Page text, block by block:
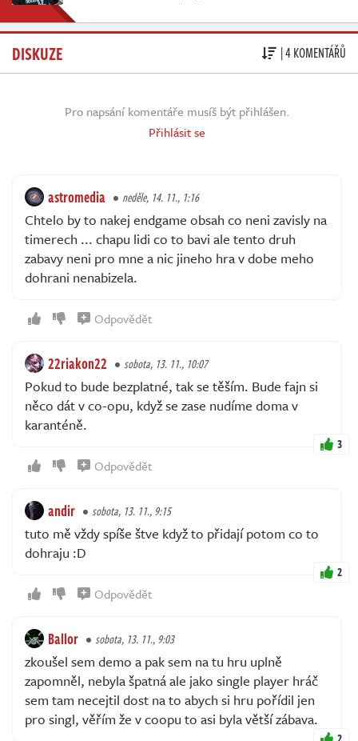
DISKUZE | 4 KOMENTÁŘŮ
Pro napsání komentáře musíš být přihlášen.
Přihlásit se
astromedia neděle, 14. 11., 1:16
Chtelo by to nakej endgame obsah co neni zavisly na
timerech ... chapu lidi co to bavi ale tento druh
zabavy neni pro mne a nic jineho hra v dobe meho
dohrani nenabizela.
Odpovědět
22riakon22 sobota, 13. 11., 10:07
Pokud to bude bezplatné, tak se těším. Bude fajn si
něco dát v co-opu, když se zase nudíme doma v
karanténě.
3
Odpovědět
andir sobota, 13. 11., 9:15
tuto mě vždy spíše štve když to přidají potom co to
dohraju :D
2
Odpovědět
Ballor sobota, 13. 11., 9:03
zkoušel sem demo a pak sem na tu hru uplně
zapomněl, nebyla špatná ale jako single player hráč
sem tam necejtil dost na to abych si hru pořídil jen
pro singl, věřím že v coopu to asi byla větší zábava.